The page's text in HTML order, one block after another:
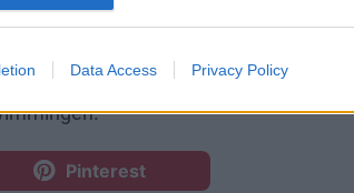
Data Access Privacy Policy
a Circles nevet
A produceri munkát
Pinterest